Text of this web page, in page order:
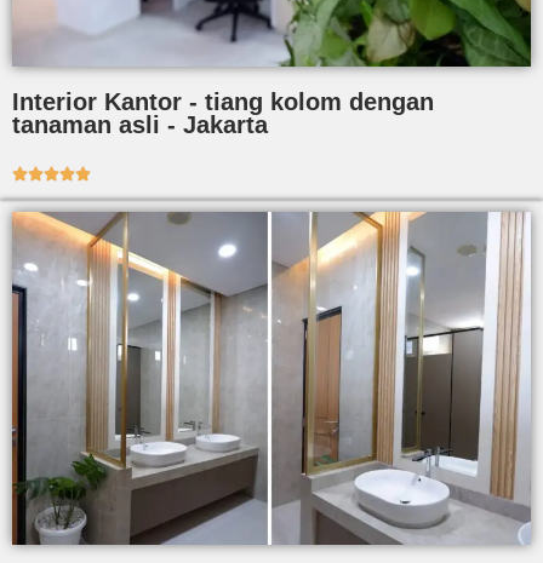
Interior Kantor - tiang kolom dengan
tanaman asli - Jakarta
